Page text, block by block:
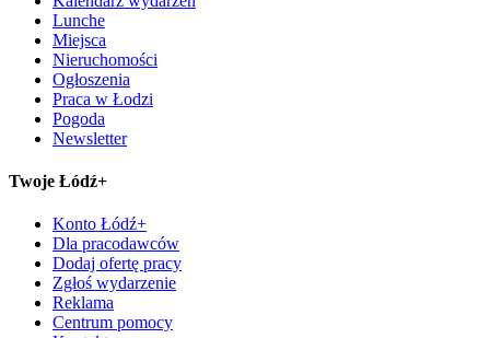
Lunche
Miejsca
Nieruchomości
Ogłoszenia
Praca w Łodzi
Pogoda
Newsletter
Twoje Łódź+
Konto Łódź+
Dla pracodawców
Dodaj ofertę pracy
Zgłoś wydarzenie
Reklama
Centrum pomocy